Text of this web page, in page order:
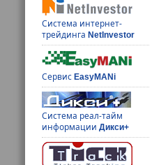
Система интернет-
трейдингаNetInvestor
СервисEasyMANi
Система реал-тайм
информацииДикси+